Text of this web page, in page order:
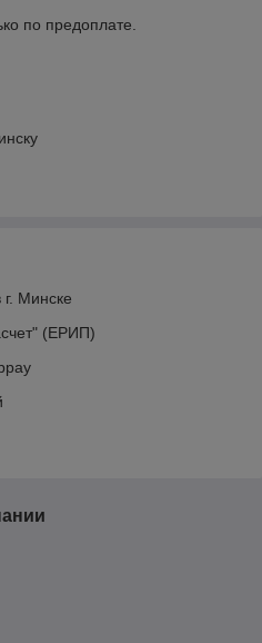
по предоплате.
Минске
(ЕРИП)